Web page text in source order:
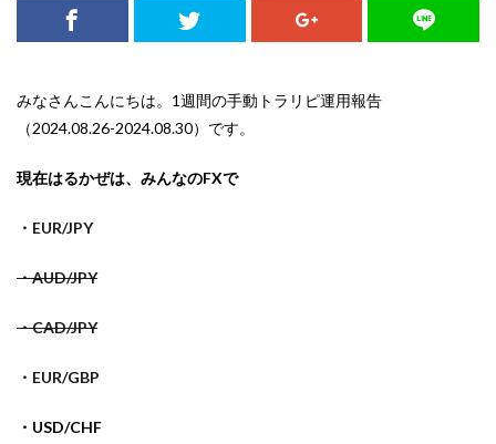
みなさんこんにちは。1週間の手動トラリピ運用報告
（2024.08.26-2024.08.30）です。
現在はるかぜは、みんなのFXで
・EUR/JPY
・AUD/JPY
・CAD/JPY
・EUR/GBP
・USD/CHF